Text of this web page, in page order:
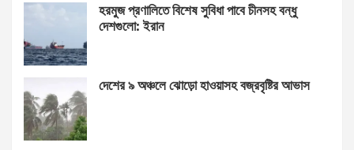
হরমুজ প্রণালিতে বিশেষ সুবিধা পাবে চীনসহ বন্ধু
দেশগুলো: ইরান
দেশের ৯ অঞ্চলে ঝোড়ো হাওয়াসহ বজ্রবৃষ্টির আভাস